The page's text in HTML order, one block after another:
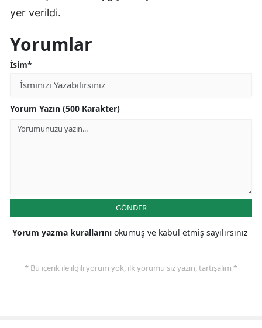
Mardin
Nevşehir
yer verildi.
Yorumlar
İsim*
Yorum Yazın (500 Karakter)
GÖNDER
Yorum yazma kurallarını okumuş ve kabul etmiş sayılırsınız
* Bu içerik ile ilgili yorum yok, ilk yorumu siz yazın, tartışalım *